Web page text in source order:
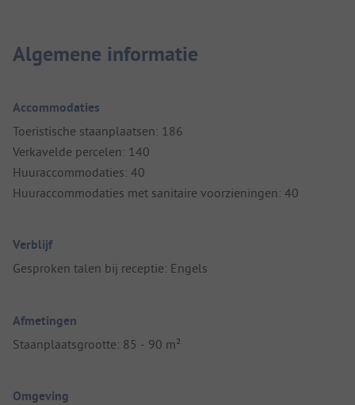
Algemene informatie
Accommodaties
Toeristische staanplaatsen: 186
Verkavelde percelen: 140
Huuraccommodaties: 40
Huuraccommodaties met sanitaire voorzieningen: 40
Verblijf
Gesproken talen bij receptie: Engels
Afmetingen
Staanplaatsgrootte: 85 - 90 m²
Omgeving